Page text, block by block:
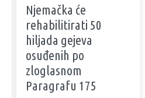
Njemačka će
rehabilitirati 50
hiljada gejeva
osuđenih po
zloglasnom
Paragrafu 175